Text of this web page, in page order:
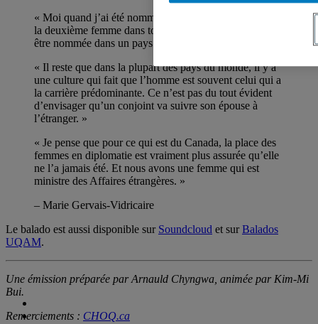
« Moi quand j’ai été nommée à Berlin [en 2013], j’étais
la deuxième femme dans toute l’histoire du ministère à
être nommée dans un pays du G7. »
« Il reste que dans la plupart des pays du monde, il y a
une culture qui fait que l’homme est souvent celui qui a
la carrière prédominante. Ce n’est pas du tout évident
d’envisager qu’un conjoint va suivre son épouse à
l’étranger. »
« Je pense que pour ce qui est du Canada, la place des
femmes en diplomatie est vraiment plus assurée qu’elle
ne l’a jamais été. Et nous avons une femme qui est
ministre des Affaires étrangères. »
– Marie Gervais-Vidricaire
Le balado est aussi disponible sur Soundcloud et surBalados
UQAM.
Une émission préparée par Arnauld Chyngwa, animée par Kim-Mi
Bui.
Remerciements : CHOQ.ca